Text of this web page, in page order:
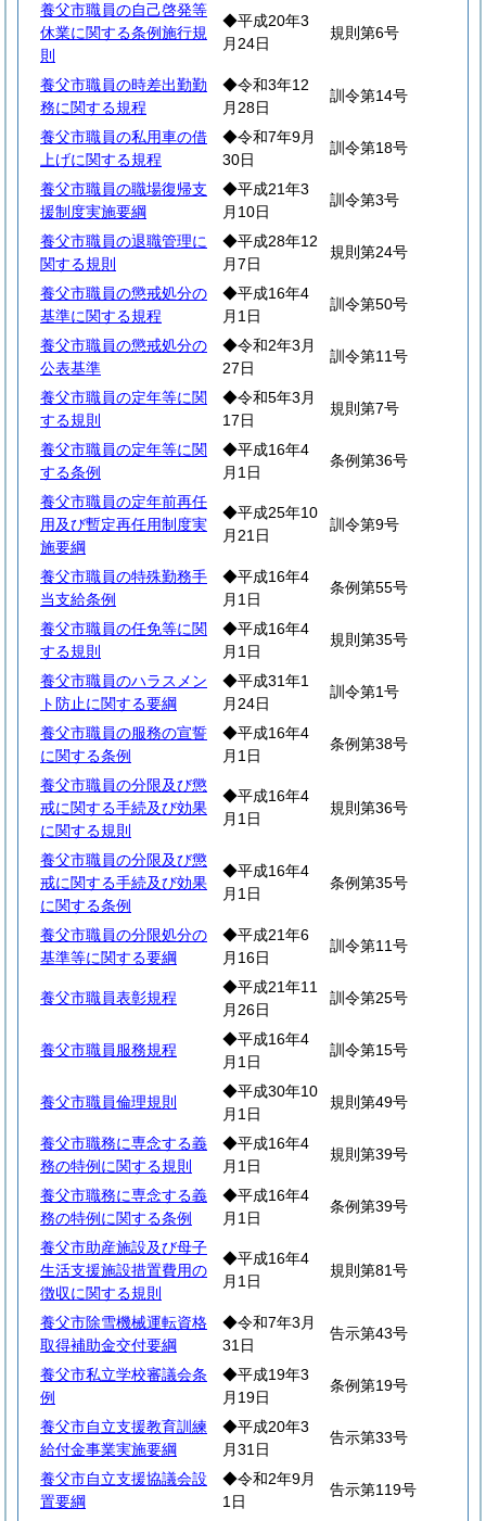
養父市職員の自己啓発等
休業に関する条例施行規
則
◆平成20年3
月24日
規則第6号
養父市職員の時差出勤勤
務に関する規程
◆令和3年12
月28日
訓令第14号
養父市職員の私用車の借
上げに関する規程
◆令和7年9月
30日
訓令第18号
養父市職員の職場復帰支
援制度実施要綱
◆平成21年3
月10日
訓令第3号
養父市職員の退職管理に
関する規則
◆平成28年12
月7日
規則第24号
養父市職員の懲戒処分の
基準に関する規程
◆平成16年4
月1日
訓令第50号
養父市職員の懲戒処分の
公表基準
◆令和2年3月
27日
訓令第11号
養父市職員の定年等に関
する規則
◆令和5年3月
17日
規則第7号
養父市職員の定年等に関
する条例
◆平成16年4
月1日
条例第36号
養父市職員の定年前再任
用及び暫定再任用制度実
施要綱
◆平成25年10
月21日
訓令第9号
養父市職員の特殊勤務手
当支給条例
◆平成16年4
月1日
条例第55号
養父市職員の任免等に関
する規則
◆平成16年4
月1日
規則第35号
養父市職員のハラスメン
ト防止に関する要綱
◆平成31年1
月24日
訓令第1号
養父市職員の服務の宣誓
に関する条例
◆平成16年4
月1日
条例第38号
養父市職員の分限及び懲
戒に関する手続及び効果
に関する規則
◆平成16年4
月1日
規則第36号
養父市職員の分限及び懲
戒に関する手続及び効果
に関する条例
◆平成16年4
月1日
条例第35号
養父市職員の分限処分の
基準等に関する要綱
◆平成21年6
月16日
訓令第11号
養父市職員表彰規程
◆平成21年11
月26日
訓令第25号
養父市職員服務規程
◆平成16年4
月1日
訓令第15号
養父市職員倫理規則
◆平成30年10
月1日
規則第49号
養父市職務に専念する義
務の特例に関する規則
◆平成16年4
月1日
規則第39号
養父市職務に専念する義
務の特例に関する条例
◆平成16年4
月1日
条例第39号
養父市助産施設及び母子
生活支援施設措置費用の
徴収に関する規則
◆平成16年4
月1日
規則第81号
養父市除雪機械運転資格
取得補助金交付要綱
◆令和7年3月
31日
告示第43号
養父市私立学校審議会条
例
◆平成19年3
月19日
条例第19号
養父市自立支援教育訓練
給付金事業実施要綱
◆平成20年3
月31日
告示第33号
養父市自立支援協議会設
置要綱
◆令和2年9月
1日
告示第119号